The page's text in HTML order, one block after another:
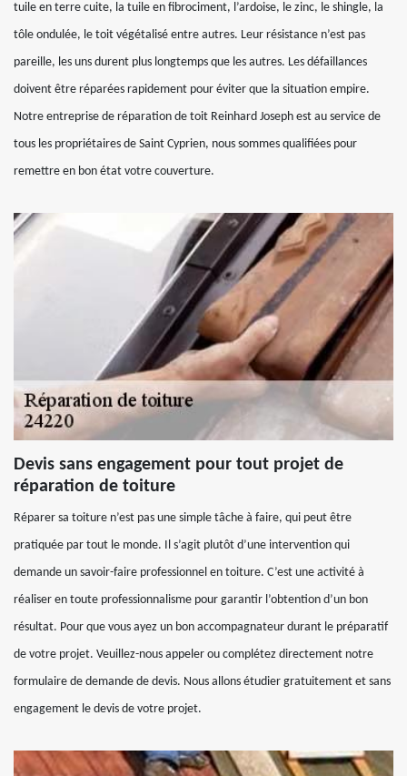
tuile en terre cuite, la tuile en fibrociment, l’ardoise, le zinc, le shingle, la
tôle ondulée, le toit végétalisé entre autres. Leur résistance n’est pas
pareille, les uns durent plus longtemps que les autres. Les défaillances
doivent être réparées rapidement pour éviter que la situation empire.
Notre entreprise de réparation de toit Reinhard Joseph est au service de
tous les propriétaires de Saint Cyprien, nous sommes qualifiées pour
remettre en bon état votre couverture.
Devis sans engagement pour tout projet de
réparation de toiture
Réparer sa toiture n’est pas une simple tâche à faire, qui peut être
pratiquée par tout le monde. Il s’agit plutôt d’une intervention qui
demande un savoir-faire professionnel en toiture. C’est une activité à
réaliser en toute professionnalisme pour garantir l’obtention d’un bon
résultat. Pour que vous ayez un bon accompagnateur durant le préparatif
de votre projet. Veuillez-nous appeler ou complétez directement notre
formulaire de demande de devis. Nous allons étudier gratuitement et sans
engagement le devis de votre projet.